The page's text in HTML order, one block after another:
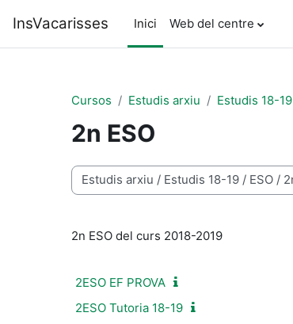
InsVacarisses Inici Web del centre
Cursos Estudis arxiu Estudis 18-19
2n ESO
Categories de cursos
2n ESO del curs 2018-2019
2ESO EF PROVA
2ESO Tutoria 18-19